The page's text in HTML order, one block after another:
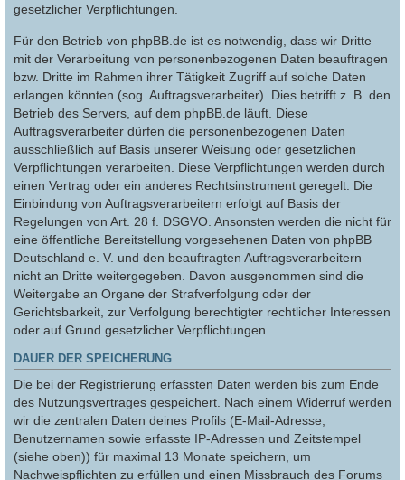
gesetzlicher Verpflichtungen.
Für den Betrieb von phpBB.de ist es notwendig, dass wir Dritte
mit der Verarbeitung von personenbezogenen Daten beauftragen
bzw. Dritte im Rahmen ihrer Tätigkeit Zugriff auf solche Daten
erlangen könnten (sog. Auftragsverarbeiter). Dies betrifft z. B. den
Betrieb des Servers, auf dem phpBB.de läuft. Diese
Auftragsverarbeiter dürfen die personenbezogenen Daten
ausschließlich auf Basis unserer Weisung oder gesetzlichen
Verpflichtungen verarbeiten. Diese Verpflichtungen werden durch
einen Vertrag oder ein anderes Rechtsinstrument geregelt. Die
Einbindung von Auftragsverarbeitern erfolgt auf Basis der
Regelungen von Art. 28 f. DSGVO. Ansonsten werden die nicht für
eine öffentliche Bereitstellung vorgesehenen Daten von phpBB
Deutschland e. V. und den beauftragten Auftragsverarbeitern
nicht an Dritte weitergegeben. Davon ausgenommen sind die
Weitergabe an Organe der Strafverfolgung oder der
Gerichtsbarkeit, zur Verfolgung berechtigter rechtlicher Interessen
oder auf Grund gesetzlicher Verpflichtungen.
DAUER DER SPEICHERUNG
Die bei der Registrierung erfassten Daten werden bis zum Ende
des Nutzungsvertrages gespeichert. Nach einem Widerruf werden
wir die zentralen Daten deines Profils (E-Mail-Adresse,
Benutzernamen sowie erfasste IP-Adressen und Zeitstempel
(siehe oben)) für maximal 13 Monate speichern, um
Nachweispflichten zu erfüllen und einen Missbrauch des Forums